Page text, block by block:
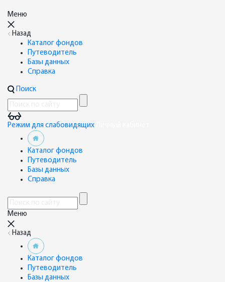
Меню
Назад
Каталог фондов
Путеводитель
Базы данных
Справка
Поиск
Режим для слабовидящих
Каталог фондов
Путеводитель
Базы данных
Справка
Меню
Назад
Каталог фондов
Путеводитель
Базы данных